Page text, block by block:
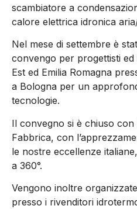
scambiatore a
calore elettrica idronica
Nel mese di settembre è
convengo per progettisti ed
Est ed Emilia Romagna
a Bologna per un
tecnologie.
Il convegno si è chiuso con
Fabbrica, con
le nostre eccellenze
a 360°.
Vengono inoltre
presso i rivenditori